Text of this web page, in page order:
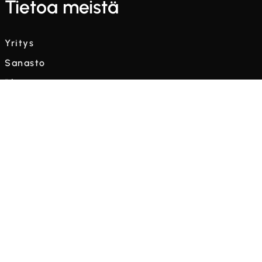
Tietoa meistä
Yritys
Sanasto
Blogi